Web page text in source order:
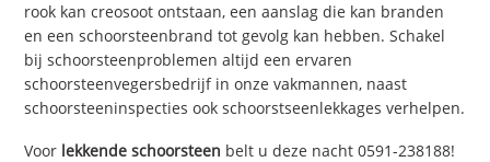
rook kan creosoot ontstaan, een aanslag die kan branden
en een schoorsteenbrand tot gevolg kan hebben. Schakel
bij schoorsteenproblemen altijd een ervaren
schoorsteenvegersbedrijf in onze vakmannen, naast
schoorsteeninspecties ook schoorstseenlekkages verhelpen.
Voor lekkende schoorsteen belt u deze nacht 0591-238188!